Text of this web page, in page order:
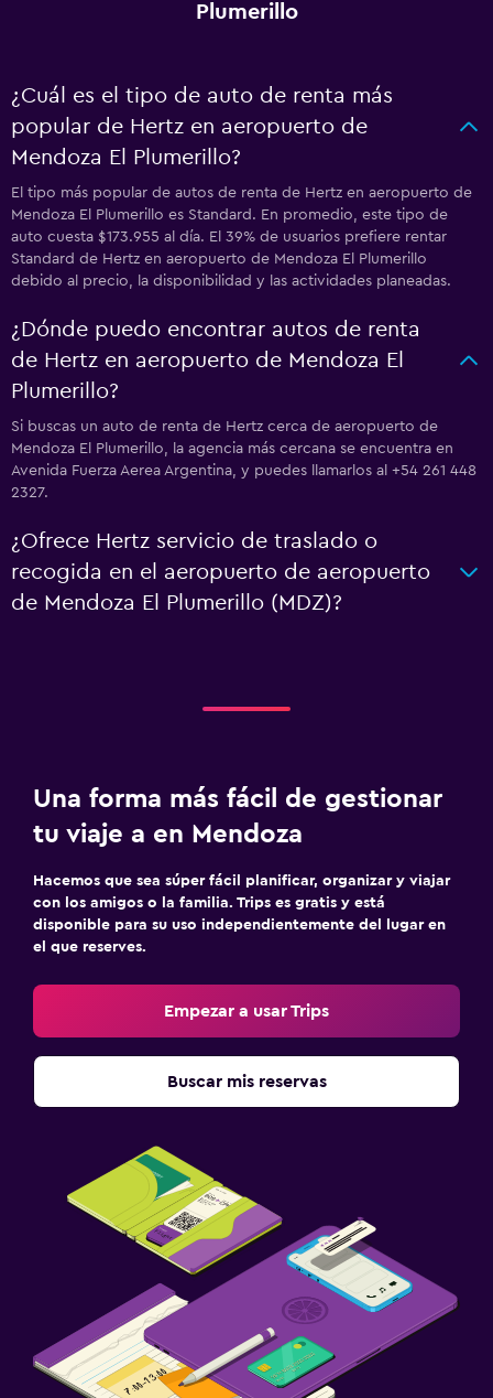
Plumerillo
¿Cuál es el tipo de auto de renta más
popular de Hertz en aeropuerto de
Mendoza El Plumerillo?
El tipo más popular de autos de renta de Hertz en aeropuerto de
Mendoza El Plumerillo es Standard. En promedio, este tipo de
auto cuesta $173.955 al día. El 39% de usuarios prefiere rentar
Standard de Hertz en aeropuerto de Mendoza El Plumerillo
debido al precio, la disponibilidad y las actividades planeadas.
¿Dónde puedo encontrar autos de renta
de Hertz en aeropuerto de Mendoza El
Plumerillo?
Si buscas un auto de renta de Hertz cerca de aeropuerto de
Mendoza El Plumerillo, la agencia más cercana se encuentra en
Avenida Fuerza Aerea Argentina, y puedes llamarlos al +54 261 448
2327.
¿Ofrece Hertz servicio de traslado o
recogida en el aeropuerto de aeropuerto
de Mendoza El Plumerillo (MDZ)?
Una forma más fácil de gestionar
tu viaje a en Mendoza
Hacemos que sea súper fácil planificar, organizar y viajar
con los amigos o la familia. Trips es gratis y está
disponible para su uso independientemente del lugar en
el que reserves.
Empezar a usar Trips
Buscar mis reservas